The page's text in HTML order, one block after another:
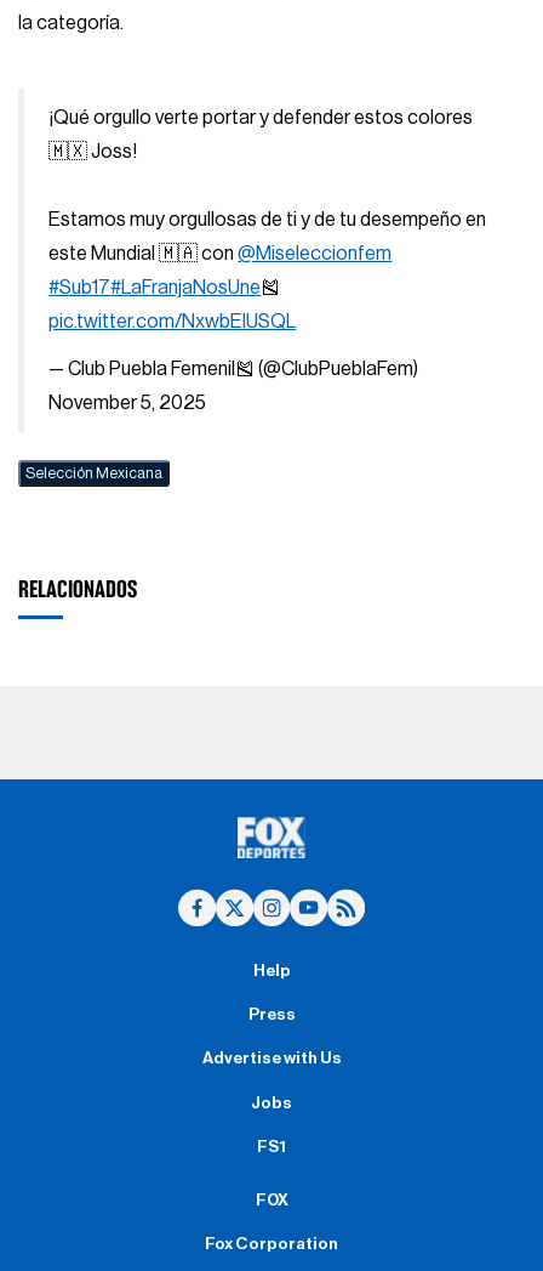
la categoría.
¡Qué orgullo verte portar y defender estos colores
🇲🇽 Joss!
Estamos muy orgullosas de ti y de tu desempeño en
este Mundial 🇲🇦 con@Miseleccionfem
#Sub17#LaFranjaNosUne 🎽
pic.twitter.com/NxwbElUSQL
— Club Puebla Femenil🎽 (@ClubPueblaFem)
November 5, 2025
Selección Mexicana
RELACIONADOS
Help
Press
Advertise with Us
Jobs
FS1
FOX
Fox Corporation